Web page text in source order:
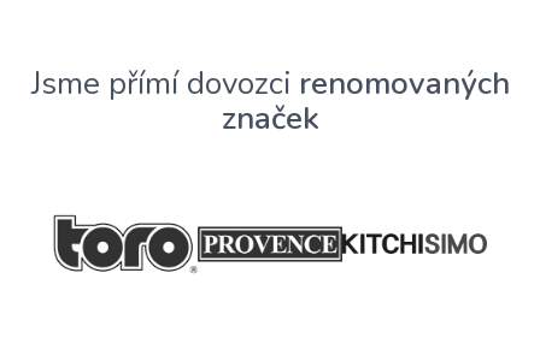
Jsme přímí dovozci renomovaných
značek